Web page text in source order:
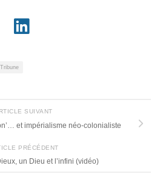
Tribune
SUIVANT
et impérialisme néo-colonialiste
PRÉCÉDENT
un Dieu et l’infini (vidéo)